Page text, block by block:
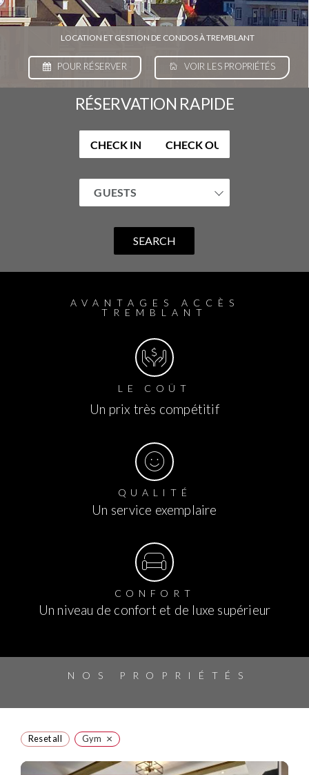
LOCATION ET GESTION DE CONDOS À TREMBLANT
VOIR LES PROPRIÉTÉS
POUR RÉSERVER
RÉSERVATION RAPIDE
GUESTS
SEARCH
AVANTAGES ACCÈS
TREMBLANT
LE COÛT
Un prix très compétitif
QUALITÉ
Un service exemplaire
CONFORT
Un niveau de confort et de luxe supérieur
NOS PROPRIÉTÉS
Reset all Gym ×